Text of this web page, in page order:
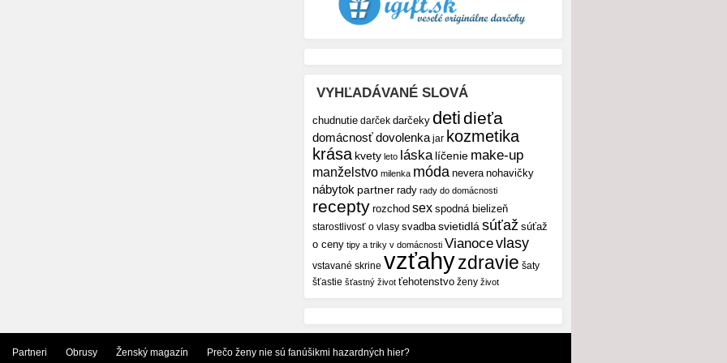
VYHĽADÁVANÉ SLOVÁ
chudnutie darček darčeky detidieťa
domácnosťdovolenka jar kozmetika
krása kvety leto láska líčenie make-up
manželstvo milenka móda nevera nohavičky
nábytok partner rady rady do domácnosti
recepty rozchod sex spodná bielizeň
starostlivosť o vlasy svadba svietidlá súťaž súťaž
o ceny tipy a triky v domácnosti Vianocevlasy
vstavané skrine vzťahyzdravie šaty
šťastie šťastný život ťehotenstvo ženy život
Partneri Obrusy Ženský magazín Prečo ženy nie sú fanúšikmi hazardných hier?